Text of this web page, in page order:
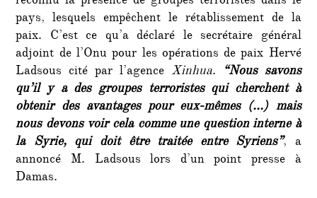
pays, lesquels empêchent le rétablissement de la
paix. C’est ce qu’a déclaré le secrétaire général
adjoint de l’Onu pour les opérations de paix Hervé
Ladsous cité par l’agence Xinhua. “Nous savons
qu’il y a des groupes terroristes qui cherchent à
obtenir des avantages pour eux-mêmes (…) mais
nous devons voir cela comme une question interne à
la Syrie, qui doit être traitée entre Syriens”, a
annoncé M. Ladsous lors d’un point presse à
Damas.